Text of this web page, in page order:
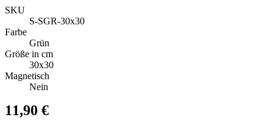
SKU
S-SGR-30x30
Farbe
Grün
Größe in cm
30x30
Magnetisch
Nein
11,90 €